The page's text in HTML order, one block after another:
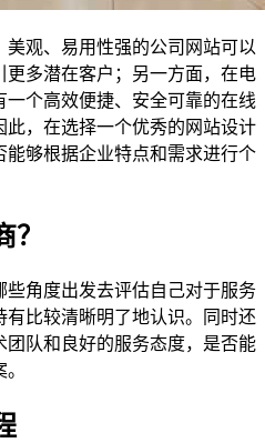
观、易用性强的公司网站可以
多潜在客户；另一方面，在电
个高效便捷、安全可靠的在线
，在选择一个优秀的网站设计
够根据企业特点和需求进行个
角度出发去评估自己对于服务
比较清晰明了地认识。同时还
队和良好的服务态度，是否能